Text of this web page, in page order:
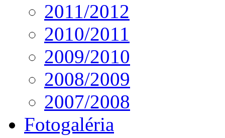
2011/2012
2010/2011
2009/2010
2008/2009
2007/2008
Fotogaléria